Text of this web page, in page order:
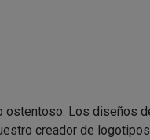
Los diseños
creador de